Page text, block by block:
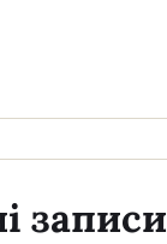
записи